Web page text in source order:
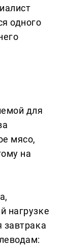
одного
для
мясо,
на
нагрузке
завтрака